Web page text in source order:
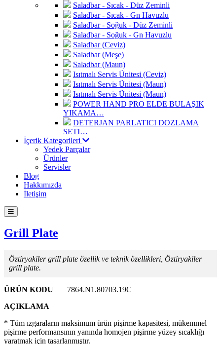
Saladbar - Sıcak - Düz Zeminli
Saladbar - Sıcak - Gn Havuzlu
Saladbar - Soğuk - Düz Zeminli
Saladbar - Soğuk - Gn Havuzlu
Saladbar (Ceviz)
Saladbar (Meşe)
Saladbar (Maun)
Isıtmalı Servis Ünitesi (Ceviz)
Isıtmalı Servis Ünitesi (Maun)
Isıtmalı Servis Ünitesi (Maun)
POWER HAND PRO ELDE BULAŞIK
YIKAMA…
DETERJAN PARLATICI DOZLAMA
SETI…
İçerik Kategorileri
Yedek Parçalar
Ürünler
Servisler
Blog
Hakkımızda
İletişim
Grill Plate
Öztiryakiler grill plate özellik ve teknik özellikleri, Öztiryakiler
grill plate.
ÜRÜN KODU
7864.N1.80703.19C
AÇIKLAMA
* Tüm ızgaraların maksimum ürün pişirme kapasitesi, mükemmel
pişirme performansının yanında homojen pişirme yüzey sıcaklığı
yaratmak için tasarlanmıştır.